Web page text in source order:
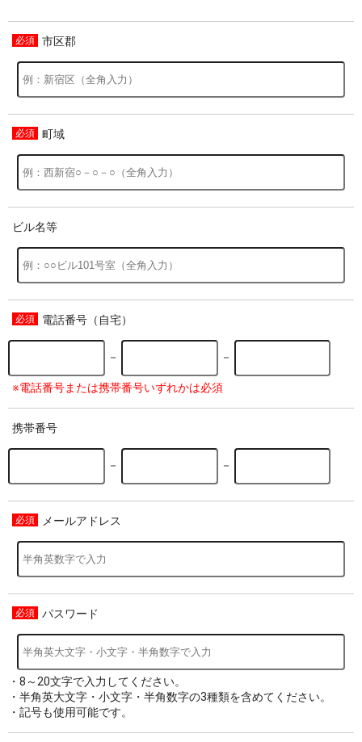
過去の特集をすべて見る>>
市区郡
町域
ビル名等
電話番号（自宅）
－ －
※電話番号または携帯番号いずれかは必須
携帯番号
－ －
メールアドレス
パスワード
・8～20文字で入力してください。
・半角英大文字・小文字・半角数字の3種類を含めてください。
・記号も使用可能です。